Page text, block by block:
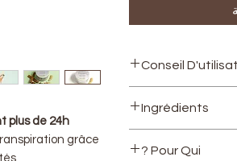
plus de 24h
grâce
Conseil
spatule, prendre
crème en
Ingrédients
de maïs, Oxyde
Pour Qui ?